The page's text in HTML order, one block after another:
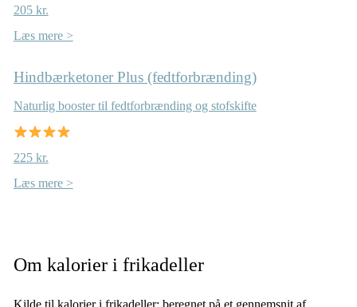
205 kr.
Læs mere >
Hindbærketoner Plus (fedtforbrænding)
Naturlig booster til fedtforbrænding og stofskifte
225 kr.
Læs mere >
Om kalorier i frikadeller